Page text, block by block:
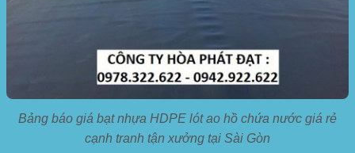
Bảng báo giá bạt nhựa HDPE lót ao hồ chứa nước giá rẻ
cạnh tranh tận xưởng tại Sài Gòn